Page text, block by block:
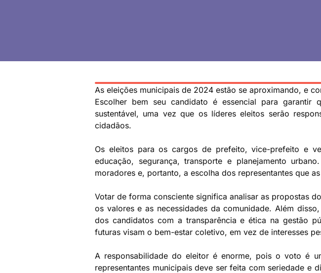
As eleições municipais de 2024 estão se aproximando, e
Escolher bem seu candidato é essencial para
sustentável, uma vez que os líderes eleitos serão
cidadãos.
Os eleitos para os cargos de prefeito, vice-prefeito e
educação, segurança, transporte e planejamento
moradores e, portanto, a escolha dos representantes que
Votar de forma consciente significa analisar as propostas
os valores e as necessidades da comunidade. Além
dos candidatos com a transparência e ética na gestão
futuras visam o bem-estar coletivo, em vez de interesses
A responsabilidade do eleitor é enorme, pois o voto é
representantes municipais deve ser feita com seriedade e